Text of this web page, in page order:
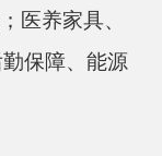
医养家具、
保障、能源